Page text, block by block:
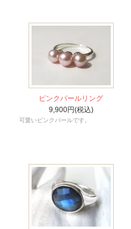
ピンクパールリング
9,900円(税込)
可愛いピンクパールです。